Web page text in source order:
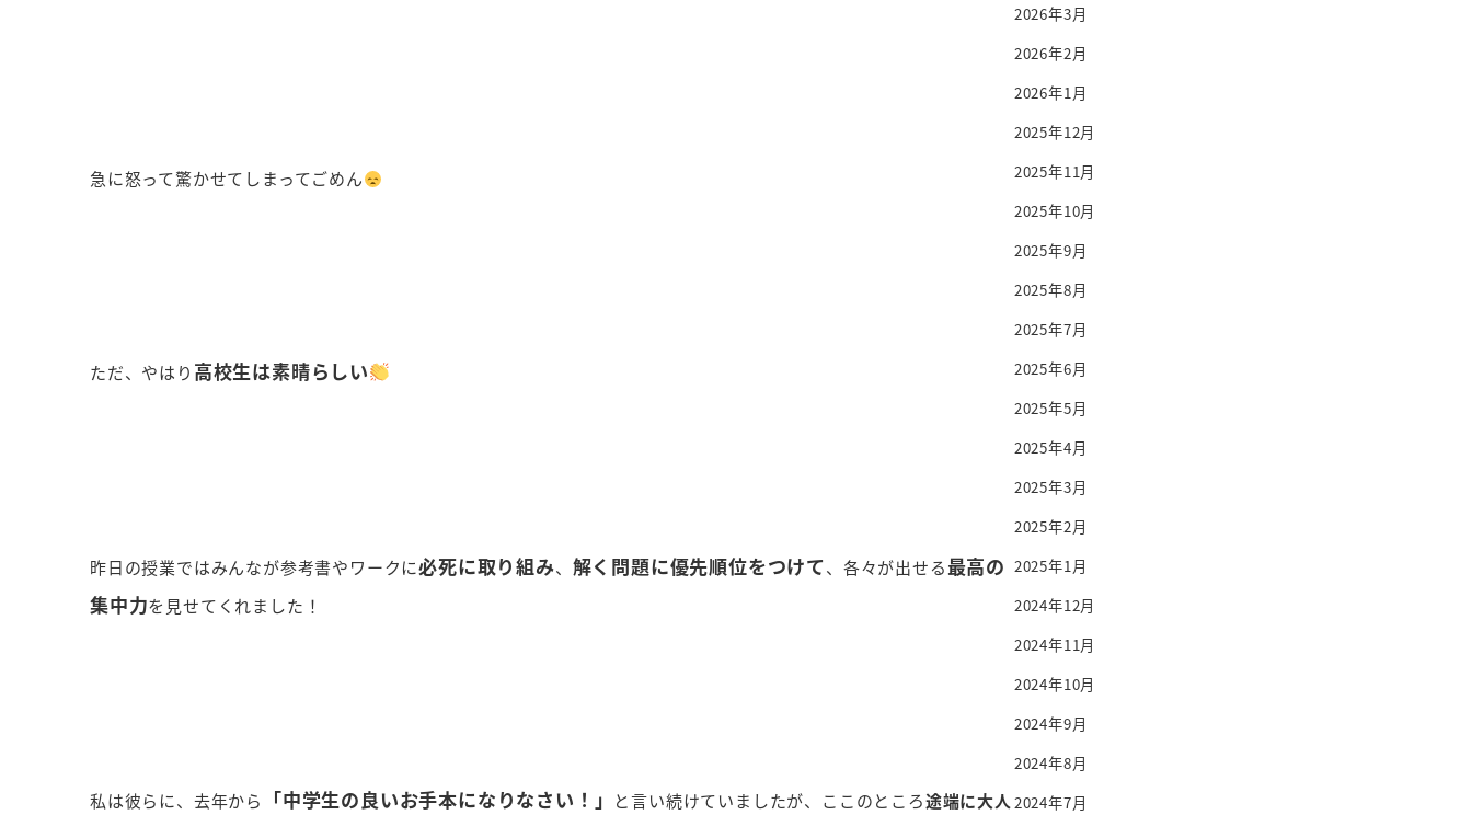
急に怒って驚かせてしまってごめん
ただ、やはり 高校生は素晴らしい
昨日の授業ではみんなが参考書やワークに必死に取り組み、 解く問題に優先順位をつけて、各々が出せる最高の
集中力を見せてくれました！
私は彼らに、去年から 「中学生の良いお手本になりなさい！」 と言い続けていましたが、ここのところ途端に大人
2026年3月
2026年2月
2026年1月
2025年12月
2025年11月
2025年10月
2025年9月
2025年8月
2025年7月
2025年6月
2025年5月
2025年4月
2025年3月
2025年2月
2025年1月
2024年12月
2024年11月
2024年10月
2024年9月
2024年8月
2024年7月